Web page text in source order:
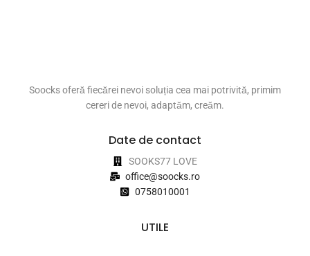
Soocks oferă fiecărei nevoi soluția cea mai potrivită, primim
cereri de nevoi, adaptăm, creăm.
Date de contact
SOOKS77 LOVE
office@soocks.ro
0758010001
UTILE